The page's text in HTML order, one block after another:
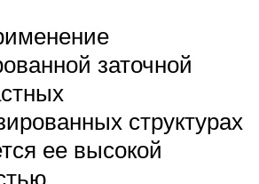
заточной
структурах
ее высокой